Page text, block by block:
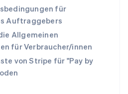
für
Auftraggebers
Allgemeinen
für Verbraucher/innen
von Stripe für "Pay by